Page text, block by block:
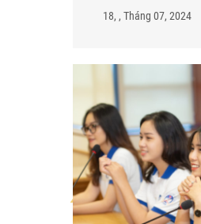
18, , Tháng 07, 2024